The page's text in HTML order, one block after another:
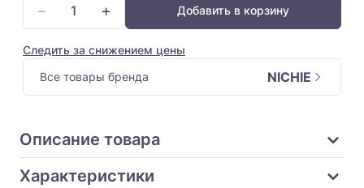
− + Добавить в корзину
Следить за снижением цены
Все товары бренда
NICHIE
Описание товара
Характеристики